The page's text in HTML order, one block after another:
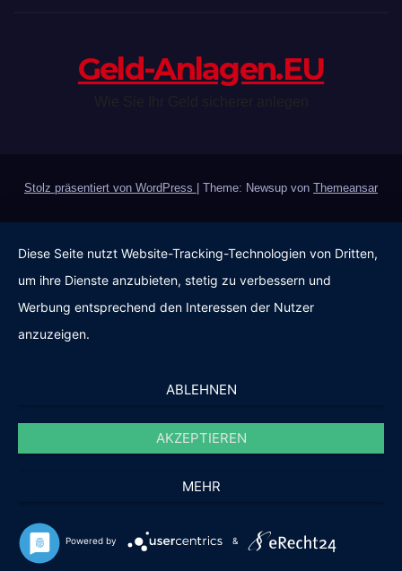
Geld-Anlagen.EU
Stolz präsentiert von WordPress Theme: Newsup von Themeansar
Diese Seite nutzt Website-Tracking-Technologien von Dritten,
um ihre Dienste anzubieten, stetig zu verbessern und
Werbung entsprechend den Interessen der Nutzer
anzuzeigen.
ABLEHNEN
AKZEPTIEREN
MEHR
Powered by &